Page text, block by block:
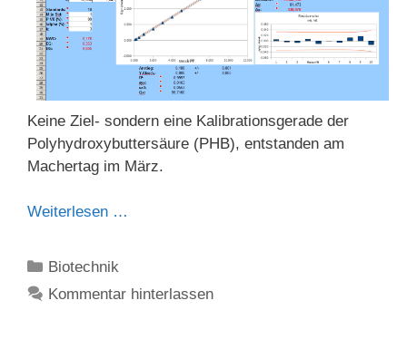
Keine Ziel- sondern eine Kalibrationsgerade der
Polyhydroxybuttersäure (PHB), entstanden am
Machertag im März.
Weiterlesen …
Kategorien
Biotechnik
Kommentar hinterlassen